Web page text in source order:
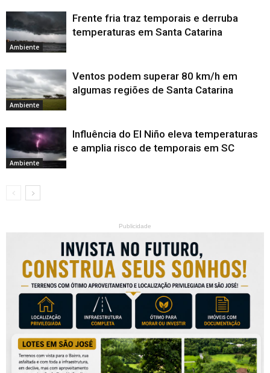
Ambiente
Frente fria traz temporais e derruba
temperaturas em Santa Catarina
Ambiente
Ventos podem superar 80 km/h em
algumas regiões de Santa Catarina
Ambiente
Influência do El Niño eleva temperaturas
e amplia risco de temporais em SC
Publicidade